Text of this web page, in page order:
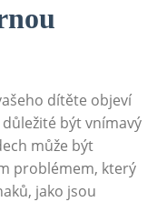
dítěte objeví
být vnímavý
může být
problémem, který
jako jsou